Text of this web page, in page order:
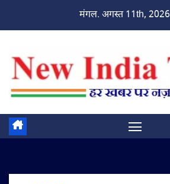
मंगल. अगस्त 11th, 2026